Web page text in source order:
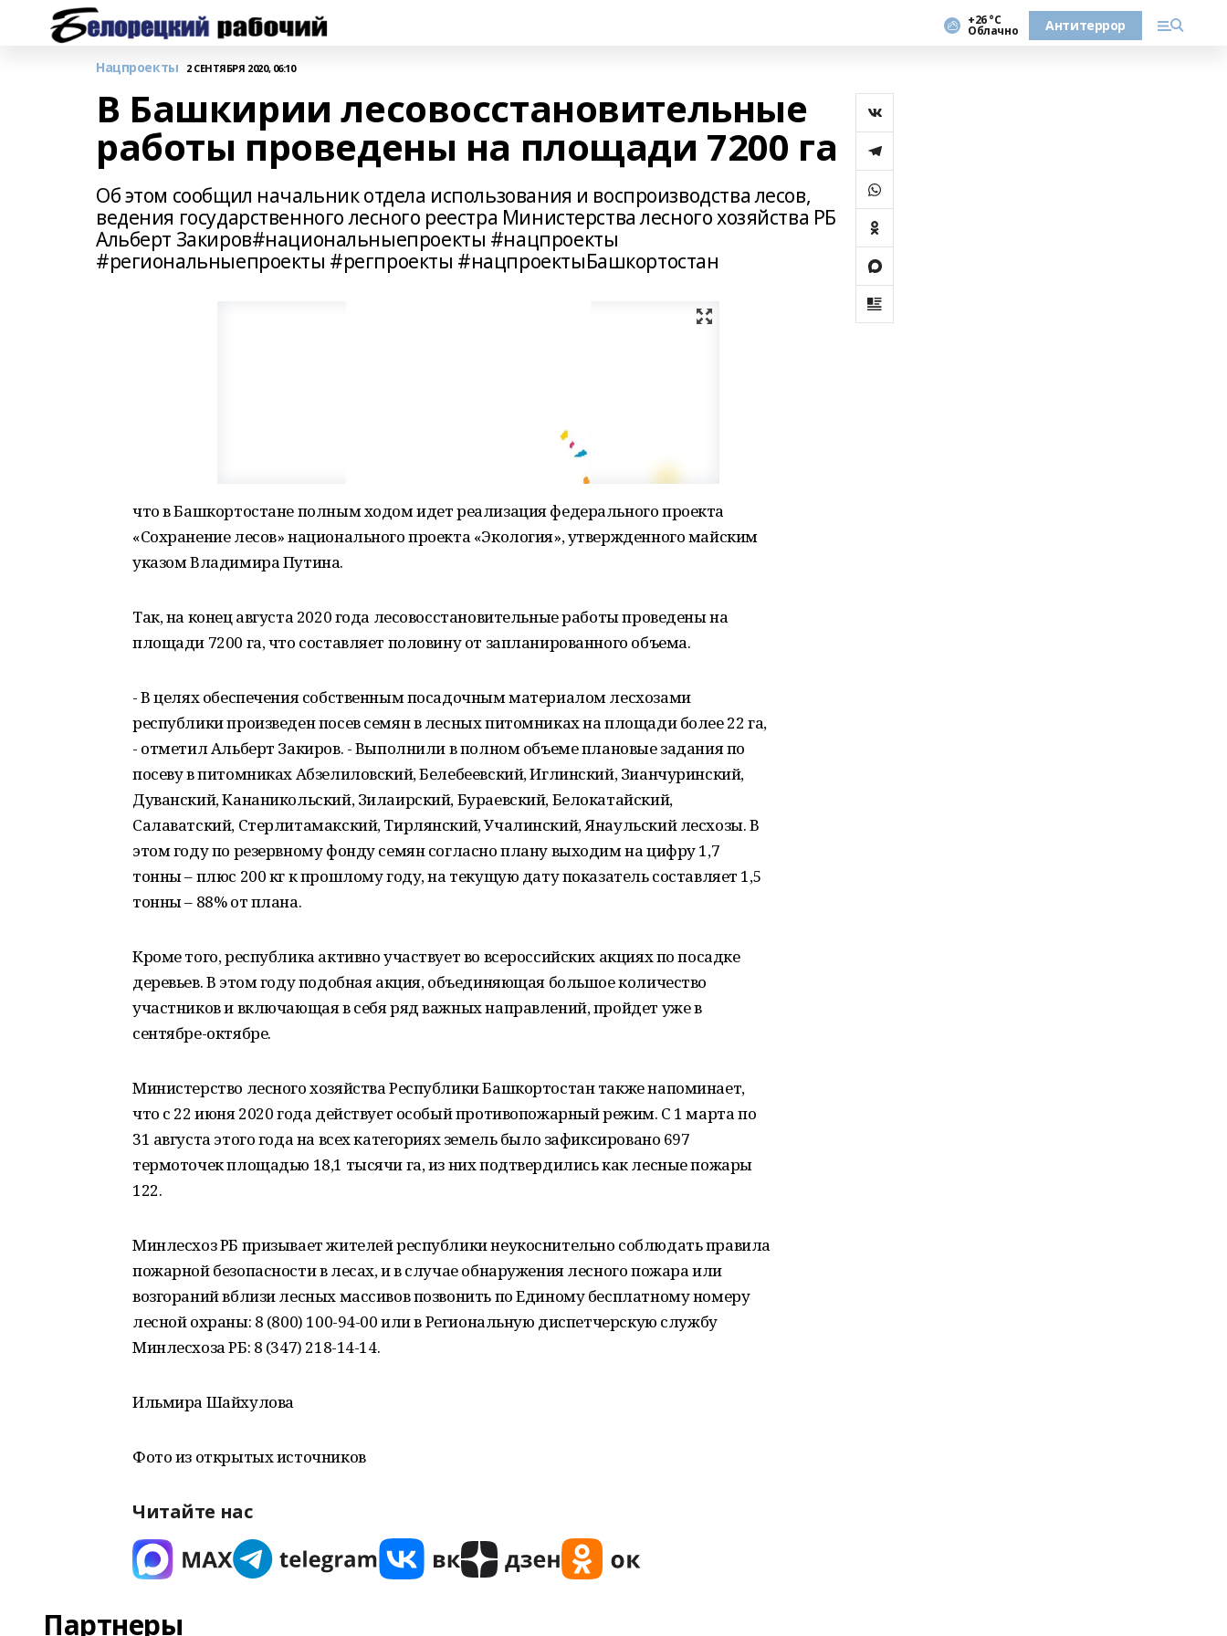
+26 °С
Облачно Антитеррор
Нацпроекты 2 СЕНТЯБРЯ 2020, 06:10
В Башкирии лесовосстановительные
работы проведены на площади 7200 га
Об этом сообщил начальник отдела использования и воспроизводства лесов,
ведения государственного лесного реестра Министерства лесного хозяйства РБ
Альберт Закиров#национальныепроекты #нацпроекты
#региональныепроекты #регпроекты #нацпроектыБашкортостан
что в Башкортостане полным ходом идет реализация федерального проекта
«Сохранение лесов» национального проекта «Экология», утвержденного майским
указом Владимира Путина.
Так, на конец августа 2020 года лесовосстановительные работы проведены на
площади 7200 га, что составляет половину от запланированного объема.
- В целях обеспечения собственным посадочным материалом лесхозами
республики произведен посев семян в лесных питомниках на площади более 22 га,
- отметил Альберт Закиров. - Выполнили в полном объеме плановые задания по
посеву в питомниках Абзелиловский, Белебеевский, Иглинский, Зианчуринский,
Дуванский, Кананикольский, Зилаирский, Бураевский, Белокатайский,
Салаватский, Стерлитамакский, Тирлянский, Учалинский, Янаульский лесхозы. В
этом году по резервному фонду семян согласно плану выходим на цифру 1,7
тонны – плюс 200 кг к прошлому году, на текущую дату показатель составляет 1,5
тонны – 88% от плана.
Кроме того, республика активно участвует во всероссийских акциях по посадке
деревьев. В этом году подобная акция, объединяющая большое количество
участников и включающая в себя ряд важных направлений, пройдет уже в
сентябре-октябре.
Министерство лесного хозяйства Республики Башкортостан также напоминает,
что с 22 июня 2020 года действует особый противопожарный режим. С 1 марта по
31 августа этого года на всех категориях земель было зафиксировано 697
термоточек площадью 18,1 тысячи га, из них подтвердились как лесные пожары
122.
Минлесхоз РБ призывает жителей республики неукоснительно соблюдать правила
пожарной безопасности в лесах, и в случае обнаружения лесного пожара или
возгораний вблизи лесных массивов позвонить по Единому бесплатному номеру
лесной охраны: 8 (800) 100-94-00 или в Региональную диспетчерскую службу
Минлесхоза РБ: 8 (347) 218-14-14.
Ильмира Шайхулова
Фото из открытых источников
Читайте нас
Партнеры